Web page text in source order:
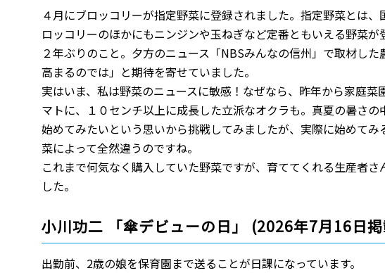
４月にブロッコリーが指定野菜に登録されました。指定野菜とは
ロッコリーのほかにもニンジンや玉ねぎなど定番ともいえる野菜
２年ぶりのこと。夕方のニュース「NBSみんなの信州」で取材し
高まるのでは」と期待を寄せていました。
実はいま、私は野菜のニュースに敏感！なぜなら、昨年から家庭
マトに、１０センチ以上に成長した立派なオクラも。真夏の暑さ
始めてみたいという思いから挑戦してみましたが、実際に始めて
菜によって全然違うのですね。
これまで何気なく購入していた野菜ですが、育ててくれる生産者
した。
小川功二 「傘デビューの日」 (2026年7月16日
出勤前、2歳の娘を保育園まで送ることが日課になっています。